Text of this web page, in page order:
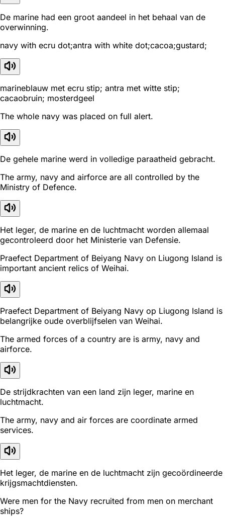
De marine had een groot aandeel in het behaal van de
overwinning.
navy with ecru dot;antra with white dot;cacoa;gustard;
marineblauw met ecru stip; antra met witte stip;
cacaobruin; mosterdgeel
The whole navy was placed on full alert.
De gehele marine werd in volledige paraatheid gebracht.
The army, navy and airforce are all controlled by the
Ministry of Defence.
Het leger, de marine en de luchtmacht worden allemaal
gecontroleerd door het Ministerie van Defensie.
Praefect Department of Beiyang Navy on Liugong Island is
important ancient relics of Weihai.
Praefect Department of Beiyang Navy op Liugong Island is
belangrijke oude overblijfselen van Weihai.
The armed forces of a country are is army, navy and
airforce.
De strijdkrachten van een land zijn leger, marine en
luchtmacht.
The army, navy and air forces are coordinate armed
services.
Het leger, de marine en de luchtmacht zijn gecoördineerde
krijgsmachtdiensten.
Were men for the Navy recruited from men on merchant
ships?